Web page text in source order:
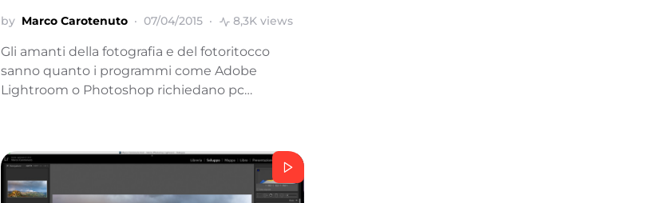
by Marco Carotenuto 07/04/2015 8,3K views
Gli amanti della fotografia e del fotoritocco
sanno quanto i programmi come Adobe
Lightroom o Photoshop richiedano pc…